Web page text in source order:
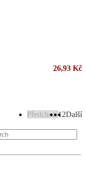
26,93 Kč
Předchozí1 2Další